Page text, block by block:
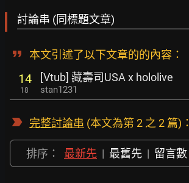
討論串 (同標題文章)
本文引述了以下文章的的內容：
14
18
[Vtub] 藏壽司USA x hololive
stan1231
完整討論串 (本文為第 2 之 2 篇)：
排序： 最新先 | 最舊先 | 留言數